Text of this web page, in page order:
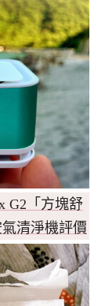
G2「方塊舒
清淨機評價